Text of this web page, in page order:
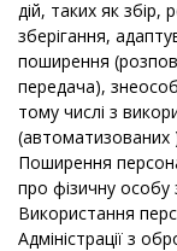
дій, таких як збір,
зберігання,
поширення
передача),
тому числі з
(автоматизованих
Поширення
про фізичну особу
Використання
Адміністрації з